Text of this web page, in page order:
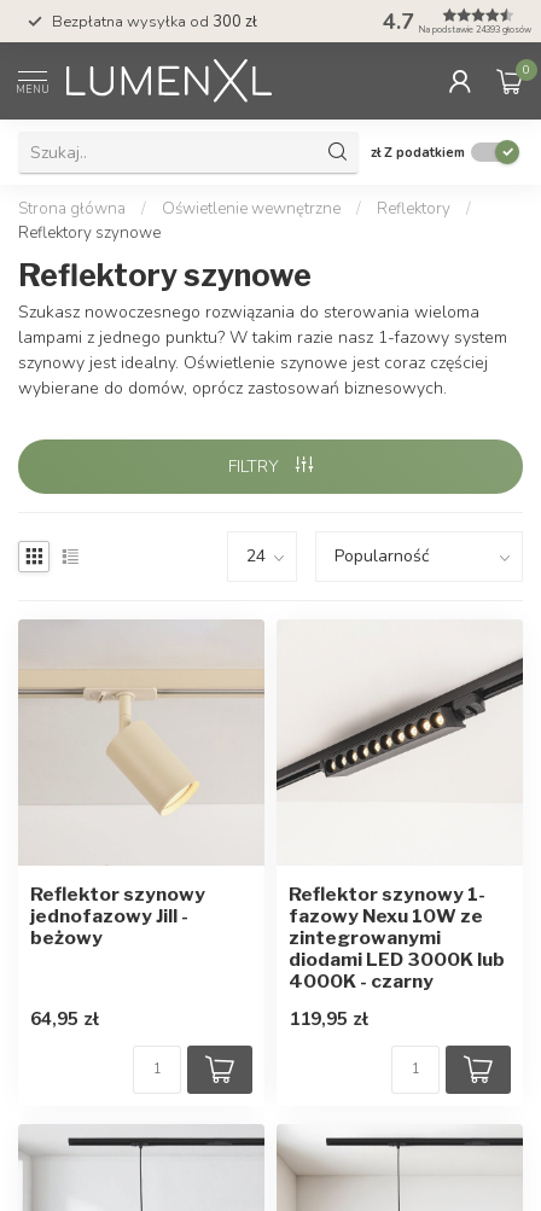
Bezpłatna wysyłka od 300 zł Profesjonalna
4.7 Na podstawie 24393 głosów
MENU
0
złZ podatkiem
Strona główna / Oświetlenie wewnętrzne / Reflektory
/
Reflektory szynowe
Reflektory szynowe
Szukasz nowoczesnego rozwiązania do sterowania wieloma
lampami z jednego punktu? W takim razie nasz 1-fazowy system
szynowy jest idealny. Oświetlenie szynowe jest coraz częściej
wybierane do domów, oprócz zastosowań biznesowych.
FILTRY
Reflektor szynowy
jednofazowy Jill -
beżowy
64,95 zł
Reflektor szynowy 1-
fazowy Nexu 10W ze
zintegrowanymi
diodami LED 3000K lub
4000K - czarny
119,95 zł